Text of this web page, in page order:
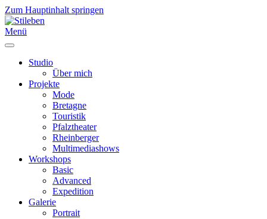
Zum Hauptinhalt springen
Menü
Studio
Über mich
Projekte
Mode
Bretagne
Touristik
Pfalztheater
Rheinberger
Multimediashows
Workshops
Basic
Advanced
Expedition
Galerie
Portrait